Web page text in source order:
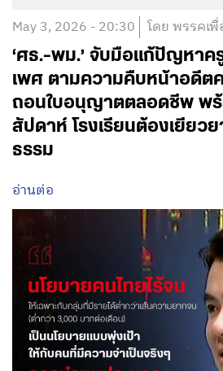
May 3, 2026 - 20:30 โดย พรรคเพื่
‘​ศธ.-พม.’ จับมือแก้ปัญหาค
เพศ ตามความคืบหน้าอดีต
ถอนใบอนุญาตตลอดชีพ พร้
สัปดาห์ โรงเรียนต้องเยียวย
ธรรม
อ่านต่อ